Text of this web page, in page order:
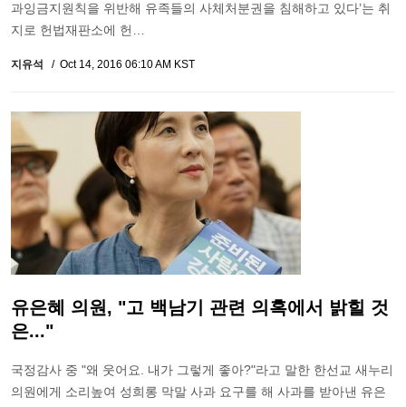
과잉금지원칙을 위반해 유족들의 사체처분권을 침해하고 있다’는 취
지로 헌법재판소에 헌…
지유석 Oct 14, 2016 06:10 AM KST
유은혜 의원, "고 백남기 관련 의혹에서 밝힐 것
은..."
국정감사 중 "왜 웃어요. 내가 그렇게 좋아?"라고 말한 한선교 새누리
의원에게 소리높여 성희롱 막말 사과 요구를 해 사과를 받아낸 유은